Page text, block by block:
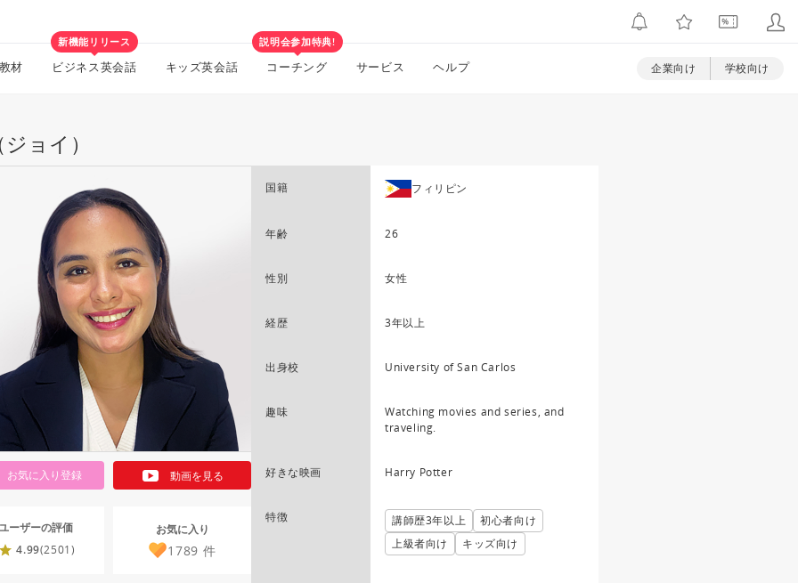
材
新機能リリース
ビジネス英会話 キッズ英会話
説明会参加特典!
コーチング サービス ヘルプ 企業向け 学校向け
ョイ）
お気に入り登録 動画を見る
ーザーの評価
4.99(2501)
お気に入り
1789 件
国籍 フィリピン
年齢 26
性別 女性
経歴 3年以上
出身校 University of San Carlos
趣味
Watching movies and series, and
traveling.
好きな映画 Harry Potter
特徴 講師歴3年以上
初心者向け
上級者向け
キッズ向け